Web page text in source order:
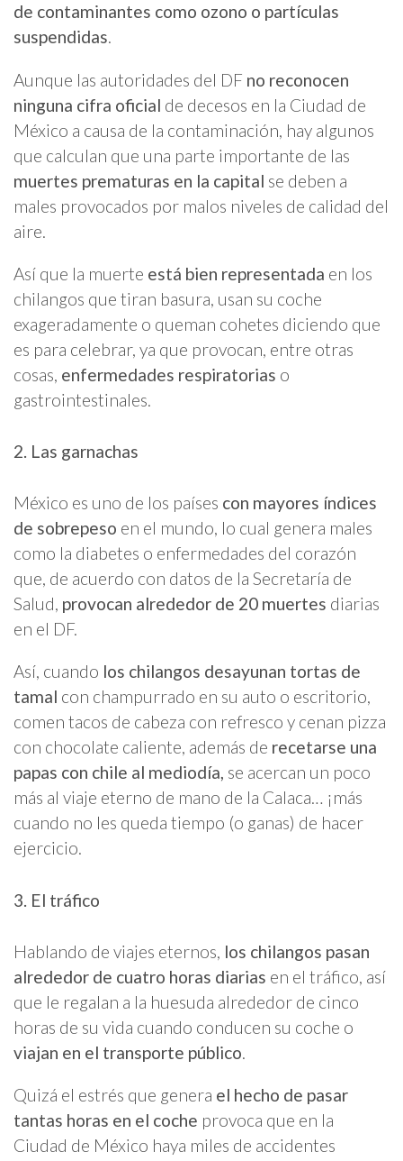
de contaminantes como ozono o partículas
suspendidas.
Aunque las autoridades del DF no reconocen
ninguna cifra oficial de decesos en la Ciudad de
México a causa de la contaminación, hay algunos
que calculan que una parte importante de las
muertes prematuras en la capital se deben a
males provocados por malos niveles de calidad del
aire.
Así que la muerte está bien representada en los
chilangos que tiran basura, usan su coche
exageradamente o queman cohetes diciendo que
es para celebrar, ya que provocan, entre otras
cosas, enfermedades respiratorias o
gastrointestinales.
2. Las garnachas
México es uno de los países con mayores índices
de sobrepeso en el mundo, lo cual genera males
como la diabetes o enfermedades del corazón
que, de acuerdo con datos de la Secretaría de
Salud, provocan alrededor de 20 muertes diarias
en el DF.
Así, cuando los chilangos desayunan tortas de
tamal con champurrado en su auto o escritorio,
comen tacos de cabeza con refresco y cenan pizza
con chocolate caliente, además de recetarse una
papas con chile al mediodía, se acercan un poco
más al viaje eterno de mano de la Calaca… ¡más
cuando no les queda tiempo (o ganas) de hacer
ejercicio.
3. El tráfico
Hablando de viajes eternos, los chilangos pasan
alrededor de cuatro horas diarias en el tráfico, así
que le regalan a la huesuda alrededor de cinco
horas de su vida cuando conducen su coche o
viajan en el transporte público.
Quizá el estrés que genera el hecho de pasar
tantas horas en el coche provoca que en la
Ciudad de México haya miles de accidentes